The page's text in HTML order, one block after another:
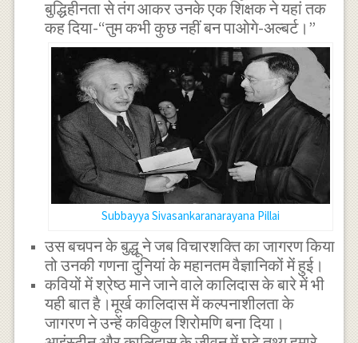
बुद्धिहीनता से तंग आकर उनके एक शिक्षक ने यहां तक
कह दिया-“तुम कभी कुछ नहीं बन पाओगे-अल्बर्ट।”
Subbayya Sivasankaranarayana Pillai
उस बचपन के बुद्धू ने जब विचारशक्ति का जागरण किया
तो उनकी गणना दुनियां के महानतम वैज्ञानिकों में हुई।
कवियों में श्रेष्ठ माने जाने वाले कालिदास के बारे में भी
यही बात है।मूर्ख कालिदास में कल्पनाशीलता के
जागरण ने उन्हें कविकुल शिरोमणि बना दिया।